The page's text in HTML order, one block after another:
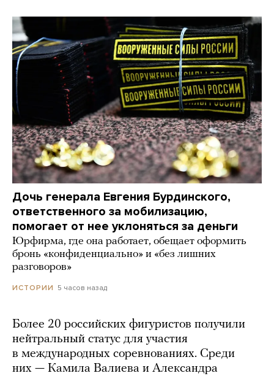
Дочь генерала Евгения Бурдинского,
ответственного за мобилизацию,
помогает от нее уклоняться за деньги
Юрфирма, где она работает, обещает оформить
бронь «конфиденциально» и «без лишних
разговоров»
ИСТОРИИ 5 часов назад
Более 20 российских фигуристов получили
нейтральный статус для участия
в международных соревнованиях. Среди
них — Камила Валиева и Александра